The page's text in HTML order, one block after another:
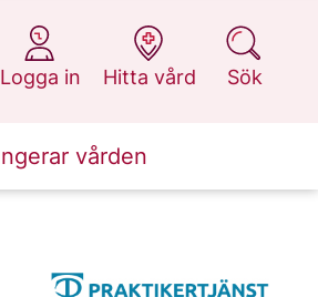
Logga in
på 1177.se
Hitta vård
på 1177.se
Sök
på 1177.se
vården